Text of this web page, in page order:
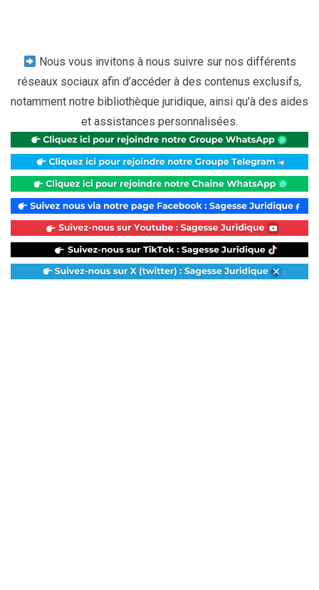
Nous vous invitons à nous suivre sur nos différents
réseaux sociaux afin d’accéder à des contenus exclusifs,
notamment notre bibliothèque juridique, ainsi qu’à des aides
et assistances personnalisées.